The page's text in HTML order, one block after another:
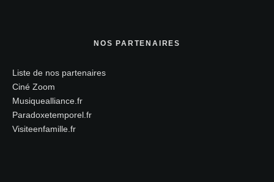
NOS PARTENAIRES
Liste de nos partenaires
Ciné Zoom
Musiquealliance.fr
Paradoxetemporel.fr
Visiteenfamille.fr